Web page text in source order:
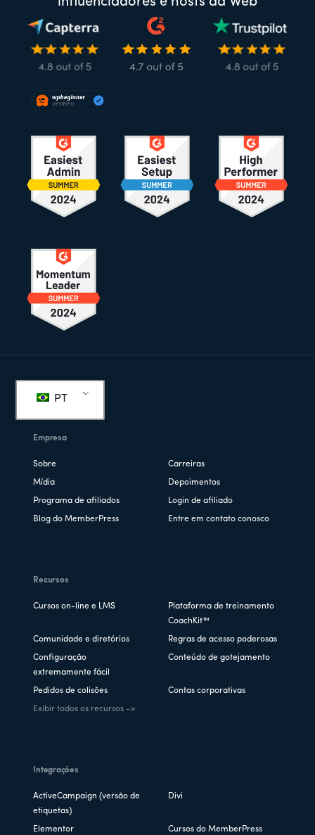
PT
Empresa
Sobre Carreiras
Mídia Depoimentos
Programa de afiliados Login de afiliado
Blog do MemberPress Entre em contato conosco
Recursos
Cursos on-line e LMS
Plataforma de treinamento
CoachKit™
Comunidade e diretórios Regras de acesso poderosas
Configuração
extremamente fácil
Conteúdo de gotejamento
Pedidos de colisões Contas corporativas
Exibir todos os recursos ->
Integrações
ActiveCampaign (versão de
etiquetas)
Divi
Elementor Cursos do MemberPress